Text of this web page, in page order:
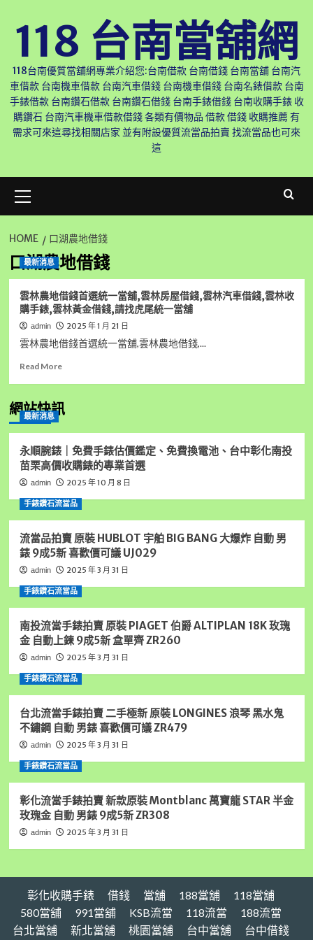
118 台南當舖網
118台南優質當舖網專業介紹您:台南借款 台南借錢 台南當舖 台南汽
車借款 台南機車借款 台南汽車借錢 台南機車借錢 台南名錶借款 台南
手錶借款 台南鑽石借款 台南鑽石借錢 台南手錶借錢 台南收購手錶 收
購鑽石 台南汽車機車借款借錢 各類有價物品 借款 借錢 收購推薦 有
需求可來這尋找相關店家 並有附設優質流當品拍賣 找流當品也可來
這
Menu
HOME 口湖農地借錢
口湖農地借錢
最新消息
雲林農地借錢首選統一當舖,雲林房屋借錢,雲林汽車借錢,雲林收
購手錶,雲林黃金借錢,請找虎尾統一當舖
admin 2025 年 1 月 21 日
雲林農地借錢首選統一當舖,雲林農地借錢,...
Read MoreRead
雲
林
農
地
借
錢
首
選
統
一
當
舖,
雲
林
房
錢,
雲
林
車
借
錢,
雲
林
收
購
雲
林
黃
找
虎
網站快訊
最新消息
永順腕錶｜免費手錶估價鑑定、免費換電池、台中彰化南投
苗栗高價收購錶的專業首選
admin 2025 年 10 月 8 日
手錶鑽石流當品
流當品拍賣 原裝 HUBLOT 宇舶 BIG BANG 大爆炸 自動 男
錶 9成5新 喜歡價可議 UJ029
admin 2025 年 3 月 31 日
手錶鑽石流當品
南投流當手錶拍賣 原裝 PIAGET 伯爵 ALTIPLAN 18K 玫瑰
金 自動上鍊 9成5新 盒單齊 ZR260
admin 2025 年 3 月 31 日
手錶鑽石流當品
台北流當手錶拍賣 二手極新 原裝 LONGINES 浪琴 黑水鬼
不鏽鋼 自動 男錶 喜歡價可議 ZR479
admin 2025 年 3 月 31 日
手錶鑽石流當品
彰化流當手錶拍賣 新款原裝 Montblanc 萬寶龍 STAR 半金
玫瑰金 自動 男錶 9成5新 ZR308
admin 2025 年 3 月 31 日
彰化收購手錶 借錢 當舖 188當舖
118當舖
580當舖
991當舖 KSB流當 118流當
188流當
台北當舖
新北當舖 桃園當舖 台中當舖 台中借錢